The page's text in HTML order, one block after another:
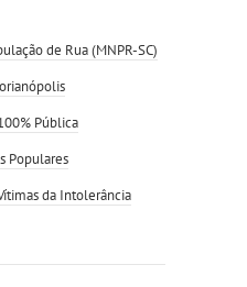
de Rua (MNPR-SC)
Pública
Populares
da Intolerância